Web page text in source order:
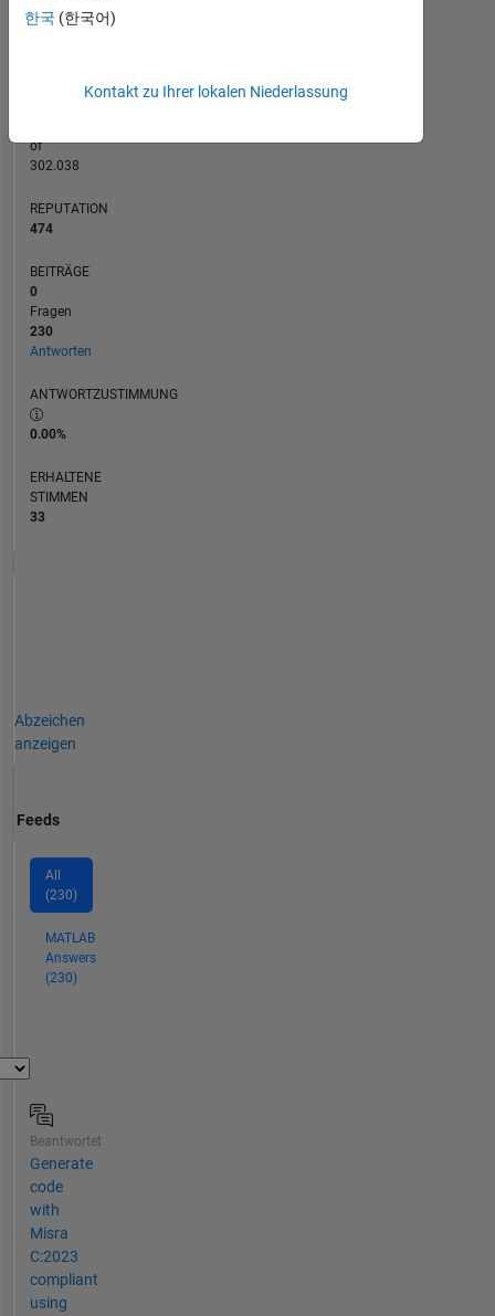
of
302.038
REPUTATION
474
BEITRÄGE
0
Fragen
230
Antworten
ANTWORTZUSTIMMUNG
0.00%
ERHALTENE
STIMMEN
33
Abzeichen
anzeigen
Feeds
All
(230)
MATLAB
Answers
(230)
Beantwortet
Generate
code
with
Misra
C:2023
compliant
using
한국 (한국어)
Kontakt zu Ihrer lokalen Niederlassung